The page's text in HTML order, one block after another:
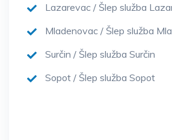
Lazarevac / Šlep služba
Mladenovac / Šlep služba
Surčin / Šlep služba Surčin
Sopot / Šlep služba Sopot